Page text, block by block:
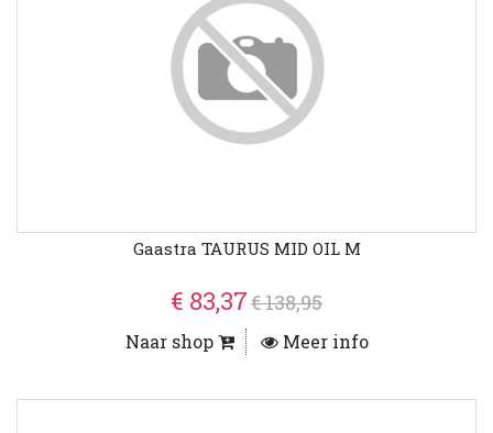
Gaastra TAURUS MID OIL M
€ 83,37€ 138,95
Naar shop Meer info